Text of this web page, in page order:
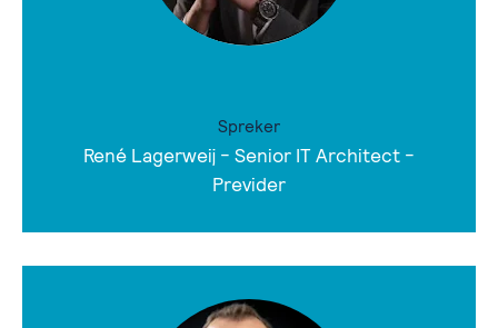
Spreker
René Lagerweij - Senior IT Architect -
Previder